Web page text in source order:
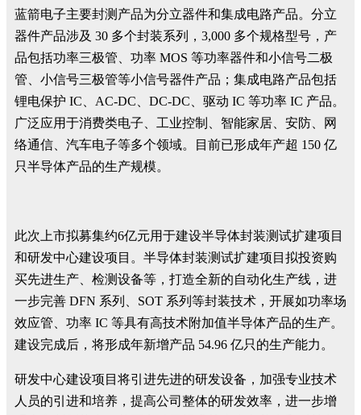
蓝箭电子主要封测产品为分立器件和集成电路产品。分立
器件产品涉及 30 多个封装系列，3,000 多个规格型号，产
品包括功率三极管、功率 MOS 等功率器件和小信号二极
管、小信号三极管等小信号器件产品；集成电路产品包括
锂电保护 IC、AC-DC、DC-DC、驱动 IC 等功率 IC 产品。
广泛应用于消费类电子、工业控制、智能家居、安防、网
络通信、汽车电子等多个领域。目前已形成年产超 150 亿
只半导体产品的生产规模。
此次上市拟募集约6亿元用于建设半导体封装测试扩建项目
和研发中心建设项目。半导体封装测试扩建项目拟投资购
买先进生产、检测设备等，打造全新的自动化生产线，进
一步完善 DFN 系列、SOT 系列等封装技术，开展如功率场
效应管、功率 IC 等具有高技术附加值半导体产品的生产。
建设完成后，将形成年新增产品 54.96 亿只的生产能力。
研发中心建设项目将引进先进的研发设备，加强专业技术
人员的引进和培养，提高公司整体的研发效率，进一步增